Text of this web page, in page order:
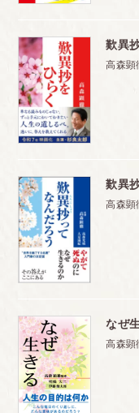
歎異
高森顕
歎異
高森顕
なぜ
高森顕